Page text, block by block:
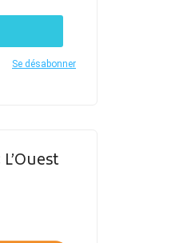
Se désabonner